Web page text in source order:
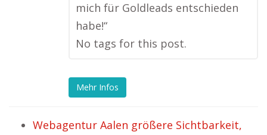
mich für Goldleads entschieden
habe!“
No tags for this post.
Mehr Infos
Webagentur Aalen größere Sichtbarkeit,